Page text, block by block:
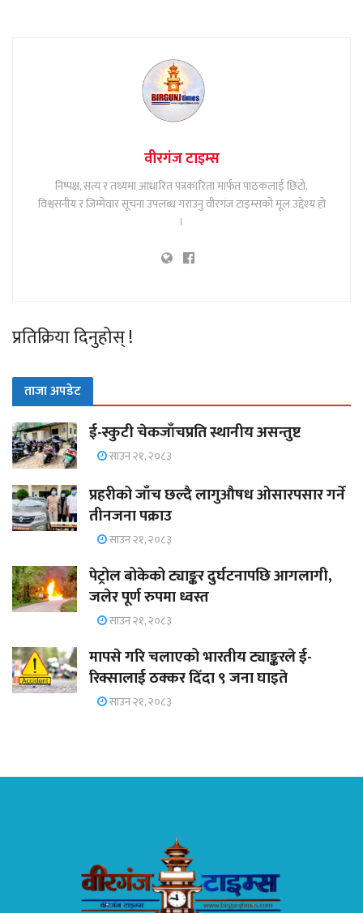
वीरगंज टाइम्स
निष्पक्ष, सत्य र तथ्यमा आधारित पत्रकारिता मार्फत पाठकलाई छिटो,
विश्वसनीय र जिम्मेवार सूचना उपलब्ध गराउनु वीरगंज टाइम्सको मूल उद्देश्य हो
।
प्रतिक्रिया दिनुहोस् !
ताजा अपडेट
ई-स्कुटी चेकजाँचप्रति स्थानीय असन्तुष्ट
साउन २१, २०८३
प्रहरीको जाँच छल्दै लागुऔषध ओसारपसार गर्ने
तीनजना पक्राउ
साउन २१, २०८३
पेट्रोल बोकेको ट्याङ्कर दुर्घटनापछि आगलागी,
जलेर पूर्ण रुपमा ध्वस्त
साउन २१, २०८३
मापसे गरि चलाएको भारतीय ट्याङ्करले ई-
रिक्सालाई ठक्कर दिँदा ९ जना घाइते
साउन २१, २०८३